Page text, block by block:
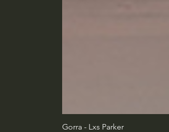
Gorra - Lxs Parker